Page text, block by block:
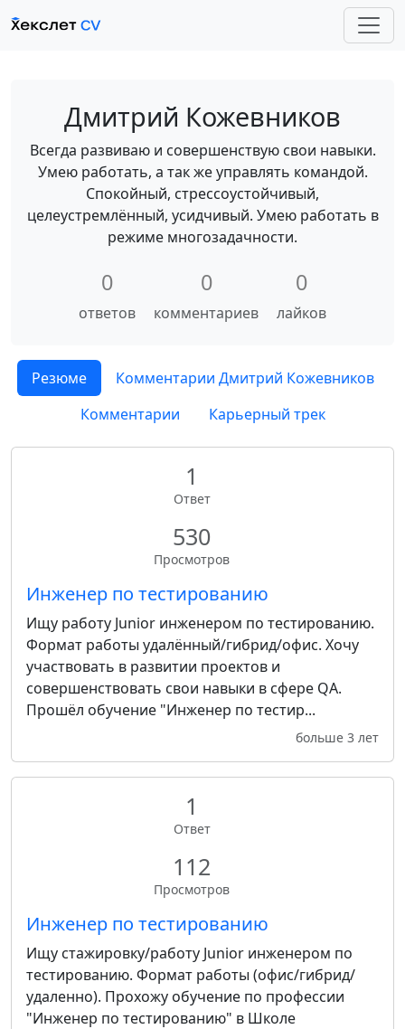
Дмитрий Кожевников
Всегда развиваю и совершенствую свои навыки.
Умею работать, а так же управлять командой.
Спокойный, стрессоустойчивый,
целеустремлённый, усидчивый. Умею работать в
режиме многозадачности.
0
ответов
0
комментариев
0
лайков
Резюме
Комментарии Дмитрий Кожевников
Комментарии
Карьерный трек
1
Ответ
530
Просмотров
Инженер по тестированию
Ищу работу Junior инженером по тестированию.
Формат работы удалённый/гибрид/офис. Хочу
участвовать в развитии проектов и
совершенствовать свои навыки в сфере QA.
Прошёл обучение "Инженер по тестир...
больше 3 лет
1
Ответ
112
Просмотров
Инженер по тестированию
Ищу стажировку/работу Junior инженером по
тестированию. Формат работы (офис/гибрид/
удаленно). Прохожу обучение по профессии
"Инженер по тестированию" в Школе